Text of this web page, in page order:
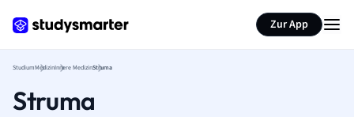
Zur App
StudiumMedizinInnere MedizinStruma
Struma